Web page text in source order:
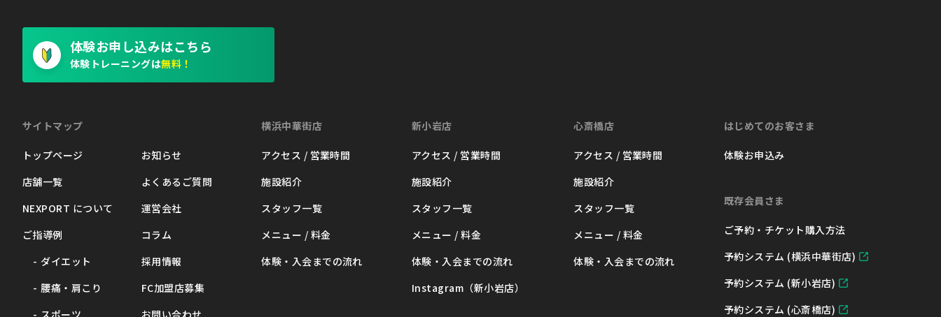
体験お申し込みはこちら
体験トレーニングは無料！
サイトマップ
トップページ
店舗一覧
NEXPORT について
ご指導例
ダイエット
腰痛・肩こり
スポーツ
お知らせ
よくあるご質問
運営会社
コラム
採用情報
FC加盟店募集
お問い合わせ
横浜中華街店
アクセス / 営業時間
施設紹介
スタッフ一覧
メニュー / 料金
体験・入会までの流れ
新小岩店
アクセス / 営業時間
施設紹介
スタッフ一覧
メニュー / 料金
体験・入会までの流れ
Instagram（新小岩店）
心斎橋店
アクセス / 営業時間
施設紹介
スタッフ一覧
メニュー / 料金
体験・入会までの流れ
はじめてのお客さま
体験お申込み
既存会員さま
ご予約・チケット購入方法
予約システム (横浜中華街店)
予約システム (新小岩店)
予約システム (心斎橋店)